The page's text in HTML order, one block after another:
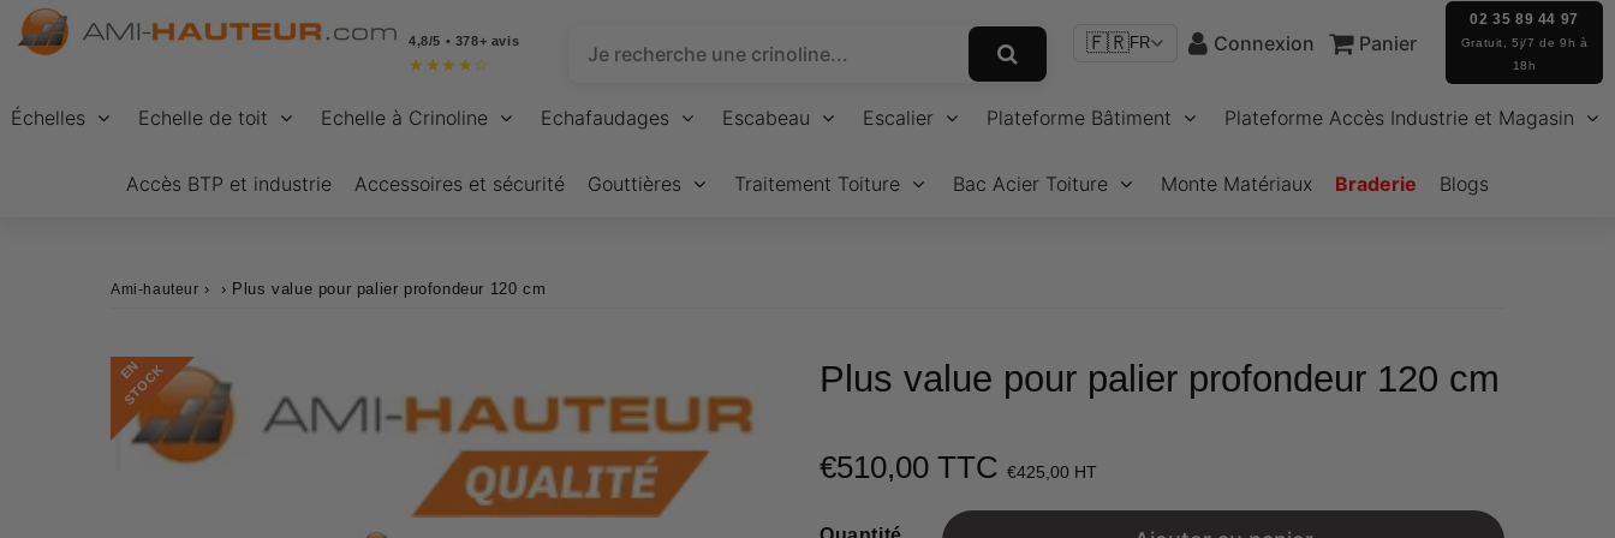
4,8/5 • 378+ avis
★ ★ ★ ★ ☆
🇫🇷FR Connexion Panier
02 35 89 44 97
Gratuit, 5j/7 de 9h à
18h
Échelles Echelle de toit Echelle à Crinoline Echafaudages Escabeau Escalier Plateforme Bâtiment Plateforme Accès Industrie et Magasin
Accès BTP et industrie Accessoires et sécurité Gouttières Traitement Toiture Bac Acier Toiture Monte Matériaux Braderie Blogs
Ami-hauteur › › Plus value pour palier profondeur 120 cm
E
N
S
T
O
C
K Plus value pour palier profondeur 120 cm
€510,00 TTC €425,00 HT